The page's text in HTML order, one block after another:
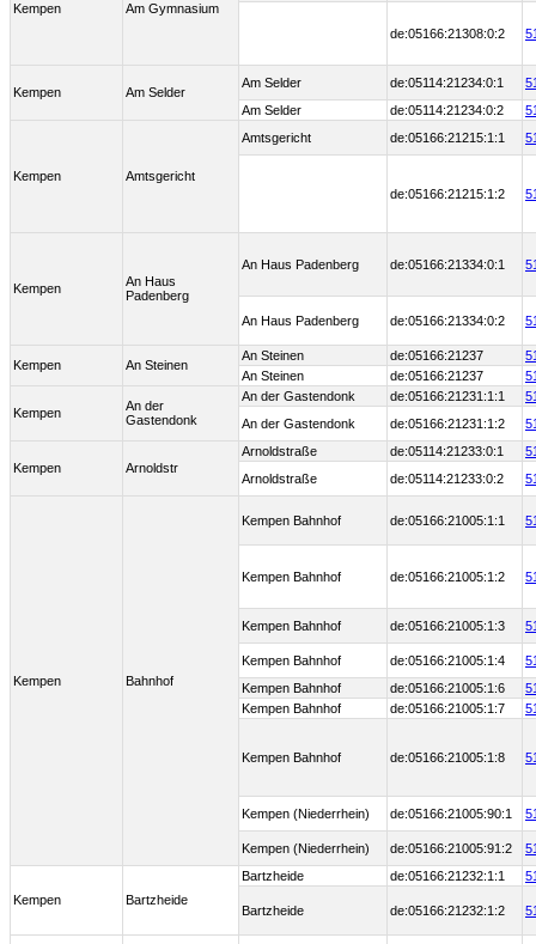
Kempen Am Gymnasium
de:05166:21308:0:2
Kempen Am Selder
Am Selder de:05114:21234:0:1
Am Selder
de:05114:21234:0:2
Kempen Amtsgericht
Amtsgericht de:05166:21215:1:1
de:05166:21215:1:2
Kempen
An Haus
Padenberg
An Haus Padenberg de:05166:21334:0:1
An Haus Padenberg de:05166:21334:0:2
Kempen An Steinen
An Steinen de:05166:21237
An Steinen
de:05166:21237
Kempen
An der
Gastendonk
An der Gastendonk de:05166:21231:1:1
An der Gastendonk
de:05166:21231:1:2
Kempen Arnoldstr
Arnoldstraße de:05114:21233:0:1
Arnoldstraße
de:05114:21233:0:2
Kempen Bahnhof
Kempen Bahnhof de:05166:21005:1:1
Kempen Bahnhof de:05166:21005:1:2
Kempen Bahnhof de:05166:21005:1:3
Kempen Bahnhof de:05166:21005:1:4
Kempen Bahnhof
de:05166:21005:1:6
Kempen Bahnhof
de:05166:21005:1:7
Kempen Bahnhof de:05166:21005:1:8
Kempen (Niederrhein) de:05166:21005:90:1
Kempen (Niederrhein) de:05166:21005:91:2
Kempen Bartzheide
Bartzheide de:05166:21232:1:1
Bartzheide de:05166:21232:1:2